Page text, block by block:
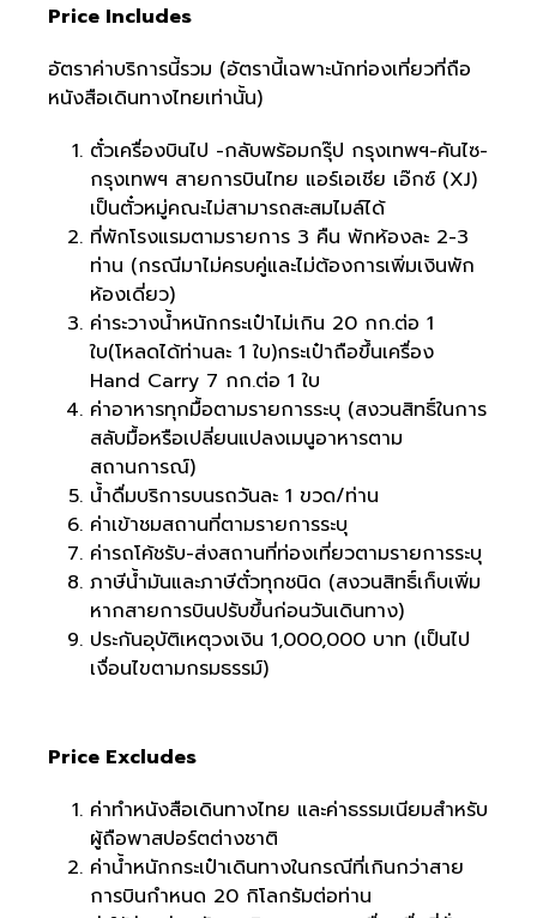
Price Includes
อัตราค่าบริการนี้รวม (อัตรานี้เฉพาะนักท่องเที่ยวที่ถือ
หนังสือเดินทางไทยเท่านั้น)
ตั๋วเครื่องบินไป -กลับพร้อมกรุ๊ป กรุงเทพฯ-คันไซ-
กรุงเทพฯ สายการบินไทย แอร์เอเชีย เอ๊กซ์ (XJ)
เป็นตั๋วหมู่คณะไม่สามารถสะสมไมล์ได้
ที่พักโรงแรมตามรายการ 3 คืน พักห้องละ 2-3
ท่าน (กรณีมาไม่ครบคู่และไม่ต้องการเพิ่มเงินพัก
ห้องเดี่ยว)
ค่าระวางน้ำหนักกระเป๋าไม่เกิน 20 กก.ต่อ 1
ใบ(โหลดได้ท่านละ 1 ใบ)กระเป๋าถือขึ้นเครื่อง
Hand Carry 7 กก.ต่อ 1 ใบ
ค่าอาหารทุกมื้อตามรายการระบุ (สงวนสิทธิ์ในการ
สลับมื้อหรือเปลี่ยนแปลงเมนูอาหารตาม
สถานการณ์)
น้ำดื่มบริการบนรถวันละ 1 ขวด/ท่าน
ค่าเข้าชมสถานที่ตามรายการระบุ
ค่ารถโค้ชรับ-ส่งสถานที่ท่องเที่ยวตามรายการระบุ
ภาษีน้ำมันและภาษีตั๋วทุกชนิด (สงวนสิทธิ์เก็บเพิ่ม
หากสายการบินปรับขึ้นก่อนวันเดินทาง)
ประกันอุบัติเหตุวงเงิน 1,000,000 บาท (เป็นไป
เงื่อนไขตามกรมธรรม์)
Price Excludes
ค่าทำหนังสือเดินทางไทย และค่าธรรมเนียมสำหรับ
ผู้ถือพาสปอร์ตต่างชาติ
ค่าน้ำหนักกระเป๋าเดินทางในกรณีที่เกินกว่าสาย
การบินกำหนด 20 กิโลกรัมต่อท่าน